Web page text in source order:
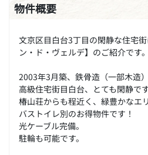
物件概要
文京区目白台3丁目の閑静な住宅
ン・ド・ヴェルデ】のご紹介です。
2003年3月築、鉄骨造（一部木造
高級住宅街目白台、とても閑静です
椿山荘からも程近く、緑豊かなエ
バストイレ別のお得物件です！
光ケーブル完備。
駐輪も可能です。